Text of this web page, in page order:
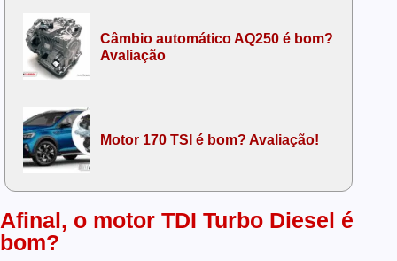
Câmbio automático AQ250 é bom?
Avaliação
Motor 170 TSI é bom? Avaliação!
Afinal, o motor TDI Turbo Diesel é
bom?